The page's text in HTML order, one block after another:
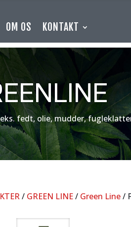
OM OS KONTAKT
fedt, olie, mudder,
/ GREEN LINE/ Green Line/